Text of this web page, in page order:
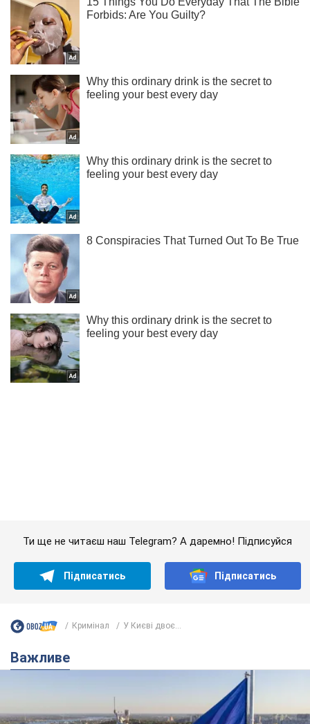
Якою була оригінальна версія гімну України та
чому її боялася Російська імперія: про це не